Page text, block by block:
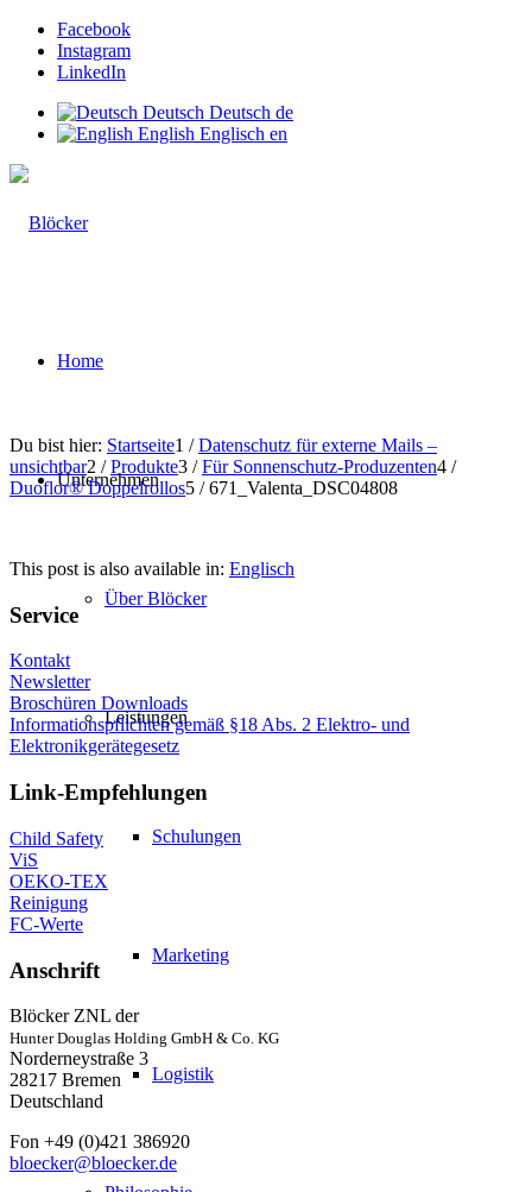
Facebook
Instagram
LinkedIn
Deutsch Deutsch de
English Englisch en
Home
Unternehmen
Über Blöcker
Leistungen
Schulungen
Marketing
Logistik
Du bist hier: Startseite1 / Datenschutz für externe Mails –
unsichtbar2 / Produkte3 / Für Sonnenschutz-Produzenten4 /
Duoflor® Doppelrollos5 / 671_Valenta_DSC04808
This post is also available in: Englisch
Service
Kontakt
Newsletter
Broschüren Downloads
Informationspflichten gemäß §18 Abs. 2 Elektro- und
Elektronikgerätegesetz
Link-Empfehlungen
Child Safety
ViS
OEKO-TEX
Reinigung
FC-Werte
Anschrift
Blöcker ZNL der
Hunter Douglas Holding GmbH & Co. KG
Norderneystraße 3
28217 Bremen
Deutschland
Fon +49 (0)421 386920
bloecker@bloecker.de